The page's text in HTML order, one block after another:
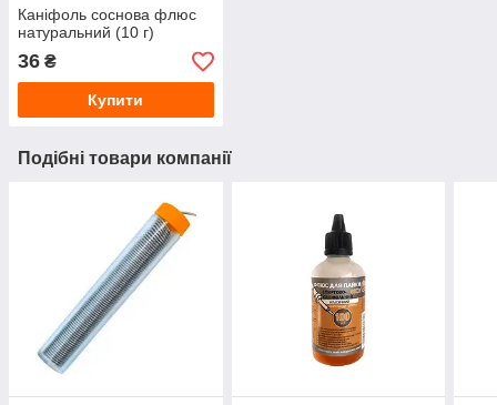
Каніфоль соснова флюс
натуральний (10 г)
36 ₴
Купити
Подібні товари компанії